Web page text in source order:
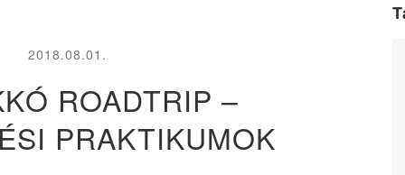
2018.08.01.
ROADTRIP –
PRAKTIKUMOK